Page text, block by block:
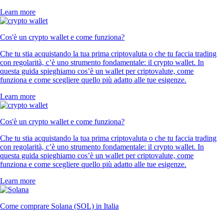
Learn more
Cos'è un crypto wallet e come funziona?
Che tu stia acquistando la tua prima criptovaluta o che tu faccia trading
con regolarità, c’è uno strumento fondamentale: il crypto wallet. In
questa guida spieghiamo cos’è un wallet per criptovalute, come
funziona e come scegliere quello più adatto alle tue esigenze.
Learn more
Cos'è un crypto wallet e come funziona?
Che tu stia acquistando la tua prima criptovaluta o che tu faccia trading
con regolarità, c’è uno strumento fondamentale: il crypto wallet. In
questa guida spieghiamo cos’è un wallet per criptovalute, come
funziona e come scegliere quello più adatto alle tue esigenze.
Learn more
Come comprare Solana (SOL) in Italia